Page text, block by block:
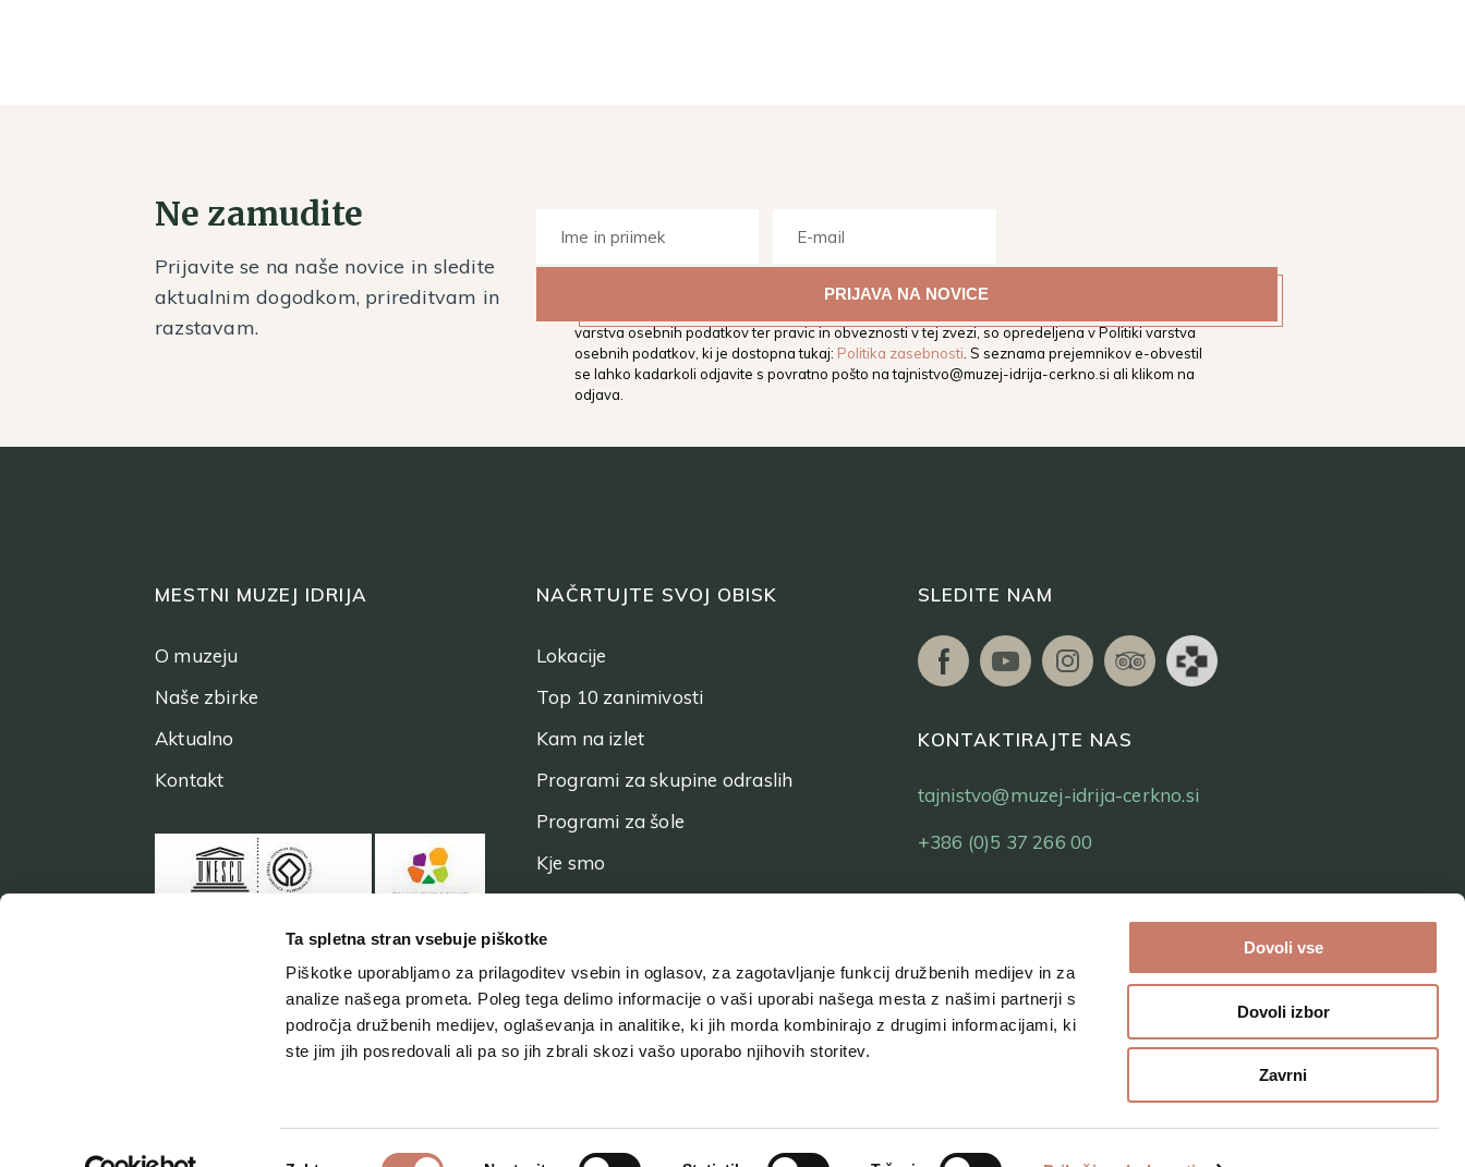
Ta spletna stran vsebuje piškotke
Piškotke uporabljamo za prilagoditev vsebin in oglasov, za zagotavljanje funkcij družbenih medijev in za
analize našega prometa. Poleg tega delimo informacije o vaši uporabi našega mesta z našimi partnerji s
področja družbenih medijev, oglaševanja in analitike, ki jih morda kombinirajo z drugimi informacijami, ki
ste jim jih posredovali ali pa so jih zbrali skozi vašo uporabo njihovih storitev.
Dovoli vse
Dovoli izbor
Zavrni
Ne zamudite
Prijavite se na naše novice in sledite
aktualnim dogodkom, prireditvam in
razstavam.
Z vpisom svojega elektronskega naslova soglašate, da vas Mestni muzej Idrija na vaš
varstva osebnih podatkov ter pravic in obveznosti v tej zvezi, so opredeljena v Politiki varstva
osebnih podatkov, ki je dostopna tukaj: Politika zasebnosti . S seznama prejemnikov e-obvestil
se lahko kadarkoli odjavite s povratno pošto natajnistvo@muzej-idrija-cerkno.si ali klikom na
odjava.
MESTNI MUZEJ IDRIJA
O muzeju
Naše zbirke
Aktualno
Kontakt
NAČRTUJTE SVOJ OBISK
Lokacije
Top 10 zanimivosti
Kam na izlet
Programi za skupine odraslih
Programi za šole
Kje smo
SLEDITE NAM
KONTAKTIRAJTE NAS
tajnistvo@muzej-idrija-cerkno.si
+386 (0)5 37 266 00